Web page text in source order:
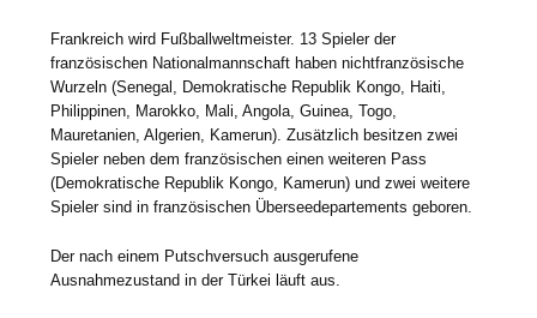
Frankreich wird Fußballweltmeister. 13 Spieler der
französischen Nationalmannschaft haben nichtfranzösische
Wurzeln (Senegal, Demokratische Republik Kongo, Haiti,
Philippinen, Marokko, Mali, Angola, Guinea, Togo,
Mauretanien, Algerien, Kamerun). Zusätzlich besitzen zwei
Spieler neben dem französischen einen weiteren Pass
(Demokratische Republik Kongo, Kamerun) und zwei weitere
Spieler sind in französischen Überseedepartements geboren.
Der nach einem Putschversuch ausgerufene
Ausnahmezustand in der Türkei läuft aus.